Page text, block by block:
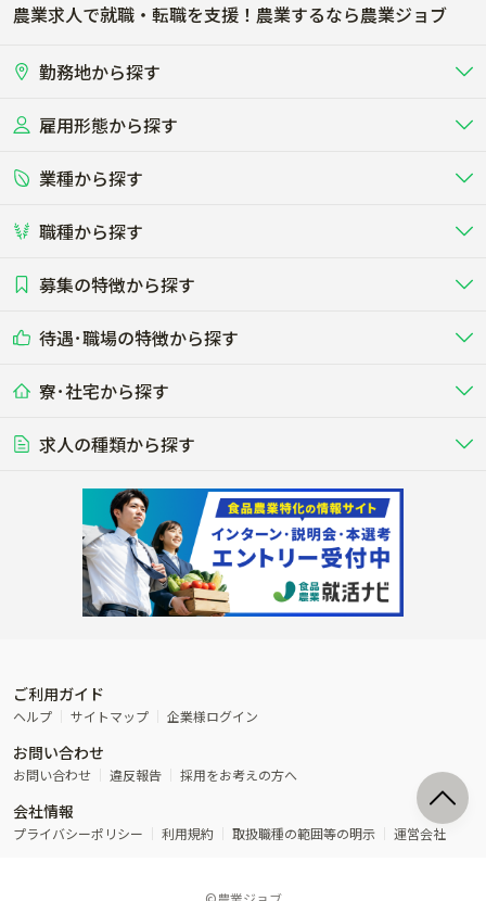
農業求人で就職・転職を支援！農業するなら農業ジョブ
勤務地から探す
北海道
関東
東海
雇用形態から探す
正社員 バイト・アルバイト・パート
短期アルバイト
その他（独立・副業など）
業種から探す
畜産（酪農･肉牛･養豚･養鶏など）
酪農
する牧場
養豚
る養豚場
レースで活躍する馬の手入れや子馬
その他畜産
その他動物の畜産業（羊、ウズラな
ど）
畑・圃場で野菜・穀物を生産 ビニールハウスで多様な野菜の生産
稲作
ビニールハウスで観賞用植物の栽
植物工場
環境制御された工場で野菜の生産管
理
農業資材･肥料
農場設備・肥料・飼料の生産・流
農業用の機械・機材の開発・販
流通･商社
農産物・農産品の物流・卸し・輸出
入
製造･加工･販売 福祉
その他農業関連企業
ネス
その他業種
木材の植林・伐採・加工、または
漁業･養殖
魚介類の採捕・養殖、または水産加
工場
職種から探す
農場･牧場･現場職
専門職（獣医師･人工授精師･
研究･開発 WEB･IT
その他職種
募集の特徴から探す
未経験歓迎
学歴不問
50代採用実績あり
AT免許OK
内定まで最短1週間 管理者･幹部採用
待遇･職場の特徴から探す
社会保険完備
食事補助あり
年間休日100日以上
経験者優遇 独立支援可能
寮･社宅から探す
単身寮あり
寮･社宅相談可
求人の種類から探す
転職おまかせ求人
ご利用ガイド
ヘルプ サイトマップ 企業様ログイン
お問い合わせ
お問い合わせ 違反報告 採用をお考えの方へ
会社情報
プライバシーポリシー 利用規約 取扱職種の範囲等の明示 運営会社